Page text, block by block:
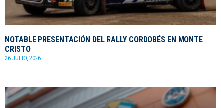
NOTABLE PRESENTACIÓN DEL RALLY CORDOBÉS EN MONTE
CRISTO
26 JULIO, 2026